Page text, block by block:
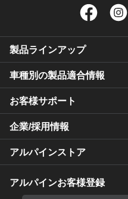
Facebook
製品ラインアップ
車種別の製品適合情報
お客様サポート
企業/採用情報
アルパインストア
アルパインお客様登録